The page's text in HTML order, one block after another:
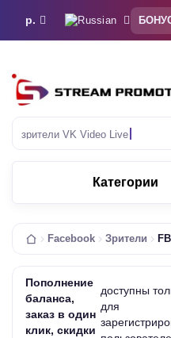
р.
зрители VK Video Live
Категории
Facebook Зрители
Пополнение
баланса,
заказ в один
клик, скидки
доступны
для